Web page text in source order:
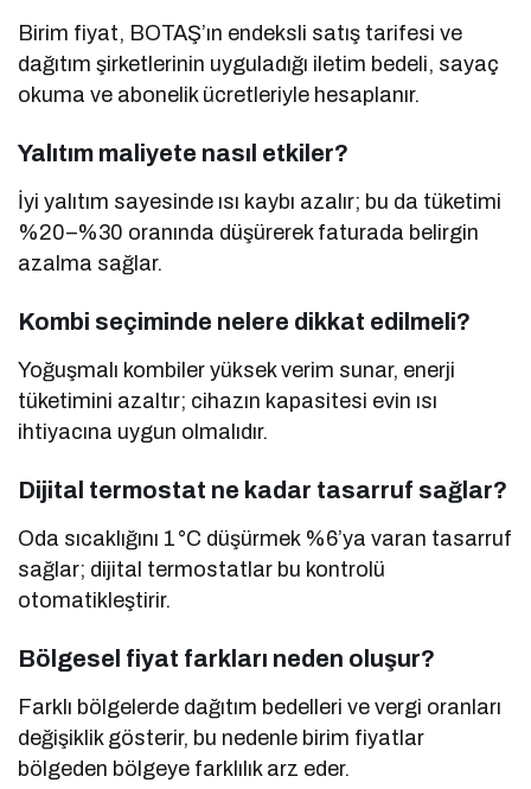
Birim fiyat, BOTAŞ’ın endeksli satış tarifesi ve
dağıtım şirketlerinin uyguladığı iletim bedeli, sayaç
okuma ve abonelik ücretleriyle hesaplanır.
Yalıtım maliyete nasıl etkiler?
İyi yalıtım sayesinde ısı kaybı azalır; bu da tüketimi
%20–%30 oranında düşürerek faturada belirgin
azalma sağlar.
Kombi seçiminde nelere dikkat edilmeli?
Yoğuşmalı kombiler yüksek verim sunar, enerji
tüketimini azaltır; cihazın kapasitesi evin ısı
ihtiyacına uygun olmalıdır.
Dijital termostat ne kadar tasarruf sağlar?
Oda sıcaklığını 1 °C düşürmek %6’ya varan tasarruf
sağlar; dijital termostatlar bu kontrolü
otomatikleştirir.
Bölgesel fiyat farkları neden oluşur?
Farklı bölgelerde dağıtım bedelleri ve vergi oranları
değişiklik gösterir, bu nedenle birim fiyatlar
bölgeden bölgeye farklılık arz eder.